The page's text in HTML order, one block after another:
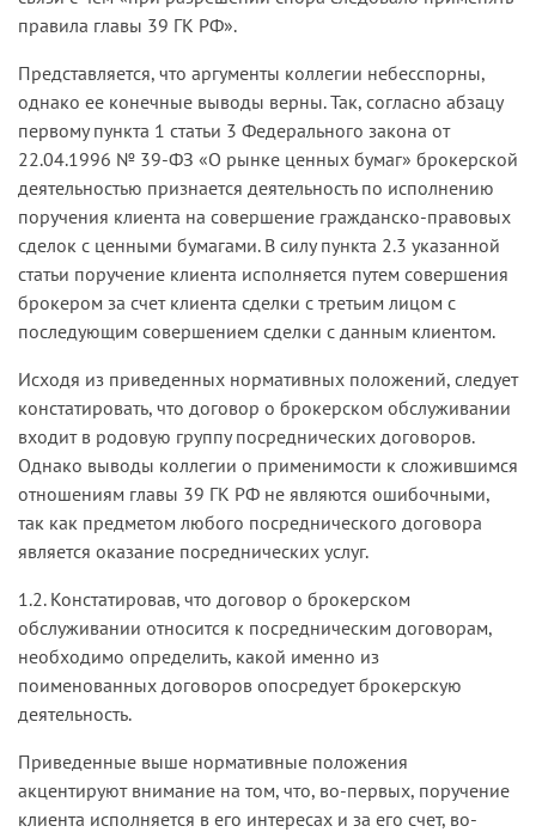
правила главы 39 ГК РФ».
Представляется, что аргументы коллегии небесспорны,
однако ее конечные выводы верны. Так, согласно абзацу
первому пункта 1 статьи 3 Федерального закона от
22.04.1996 № 39-ФЗ «О рынке ценных бумаг» брокерской
деятельностью признается деятельность по исполнению
поручения клиента на совершение гражданско-правовых
сделок с ценными бумагами. В силу пункта 2.3 указанной
статьи поручение клиента исполняется путем совершения
брокером за счет клиента сделки с третьим лицом с
последующим совершением сделки с данным клиентом.
Исходя из приведенных нормативных положений, следует
констатировать, что договор о брокерском обслуживании
входит в родовую группу посреднических договоров.
Однако выводы коллегии о применимости к сложившимся
отношениям главы 39 ГК РФ не являются ошибочными,
так как предметом любого посреднического договора
является оказание посреднических услуг.
1.2. Констатировав, что договор о брокерском
обслуживании относится к посредническим договорам,
необходимо определить, какой именно из
поименованных договоров опосредует брокерскую
деятельность.
Приведенные выше нормативные положения
акцентируют внимание на том, что, во-первых, поручение
клиента исполняется в его интересах и за его счет, во-